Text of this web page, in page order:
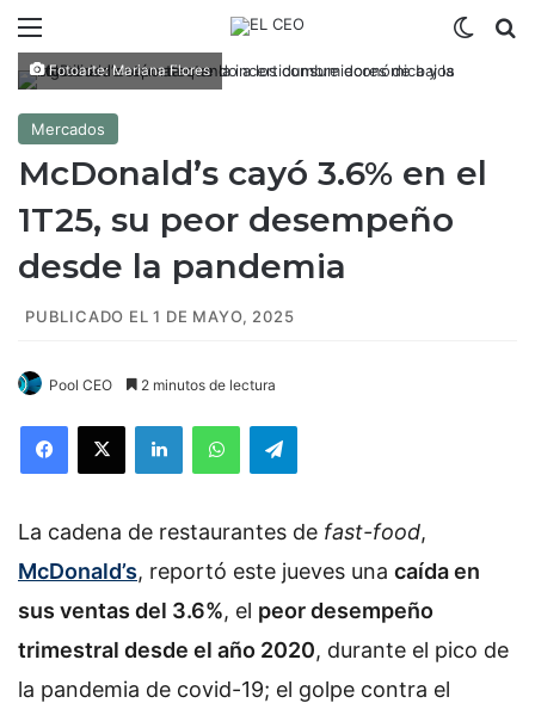
Fotoarte: Mariana Flores
Mercados
McDonald’s cayó 3.6% en el
1T25, su peor desempeño
desde la pandemia
PUBLICADO EL 1 DE MAYO, 2025
Pool CEO 2 minutos de lectura
La cadena de restaurantes de fast-food,
McDonald’s, reportó este jueves una caída en
sus ventas del 3.6%, el peor desempeño
trimestral desde el año 2020, durante el pico de
la pandemia de covid-19; el golpe contra el